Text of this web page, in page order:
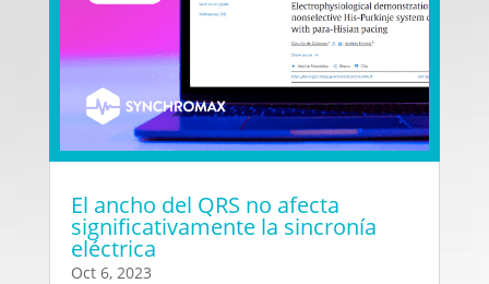
El ancho del QRS no afecta
significativamente la sincronía
eléctrica
Oct 6, 2023